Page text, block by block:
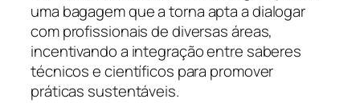
uma bagagem que a torna apta a dialogar
com profissionais de diversas áreas,
incentivando a integração entre saberes
técnicos e científicos para promover
práticas sustentáveis.